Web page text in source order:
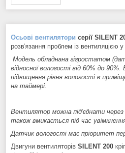
Осьові вентилятори серії SILENT
розв'язання проблем із вентиляцією
Модель обладнана гігростатом
відносної вологості від 60% до
підвищення рівня вологості в
на таймері.
Вентилятор можна під'єднати
також вмикається під час
Датчик вологості має пріоритет
Двигуни вентиляторів SILENT 200